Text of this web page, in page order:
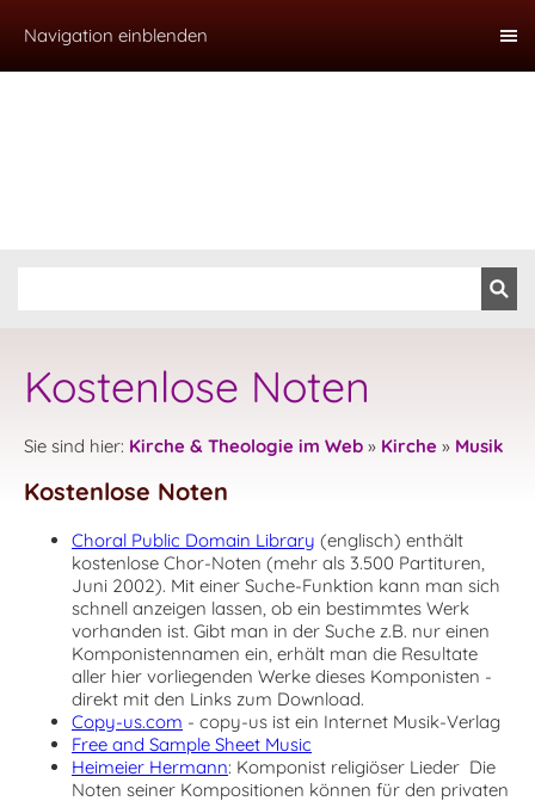
Navigation einblenden
Kostenlose Noten
Sie sind hier: Kirche & Theologie im Web » Kirche » Musik
Kostenlose Noten
Choral Public Domain Library (englisch) enthält
kostenlose Chor-Noten (mehr als 3.500 Partituren,
Juni 2002). Mit einer Suche-Funktion kann man sich
schnell anzeigen lassen, ob ein bestimmtes Werk
vorhanden ist. Gibt man in der Suche z.B. nur einen
Komponistennamen ein, erhält man die Resultate
aller hier vorliegenden Werke dieses Komponisten -
direkt mit den Links zum Download.
Copy-us.com - copy-us ist ein Internet Musik-Verlag
Free and Sample Sheet Music
Heimeier Hermann: Komponist religiöser Lieder Die
Noten seiner Kompositionen können für den privaten